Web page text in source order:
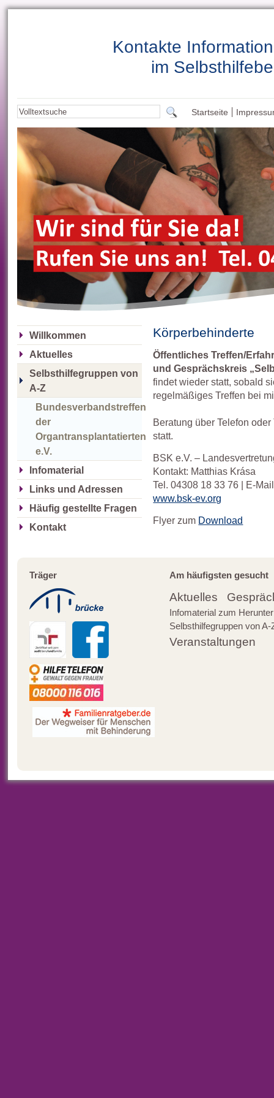
Kontakte
im
Startseite
Willkommen
Aktuelles
Selbsthilfegruppen von
A-Z
Bundesverbandstreffen
der
Organtransplantatierten
e.V.
Infomaterial
Links und Adressen
Häufig gestellte Fragen
Kontakt
Körperbehinderte
Öffentliches Treffen/
und Gesprächskreis
findet wieder statt, sobald
regelmäßiges Treffen bei
Beratung über Telefon
statt.
BSK e.V. –
Kontakt: Matthias Krása
Tel. 04308 18 33 76 | E-
www.bsk-ev.org
Flyer zum Download
Träger Am häufigsten gesucht
Aktuelles
Infomaterial zum
Selbsthilfegruppen von A-
Veranstaltungen